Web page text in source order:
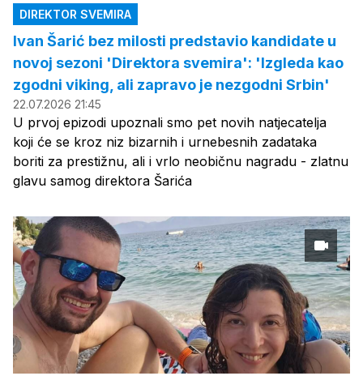
DIREKTOR SVEMIRA
Ivan Šarić bez milosti predstavio kandidate u
novoj sezoni 'Direktora svemira': 'Izgleda kao
zgodni viking, ali zapravo je nezgodni Srbin'
22.07.2026 21:45
U prvoj epizodi upoznali smo pet novih natjecatelja
koji će se kroz niz bizarnih i urnebesnih zadataka
boriti za prestižnu, ali i vrlo neobičnu nagradu - zlatnu
glavu samog direktora Šarića